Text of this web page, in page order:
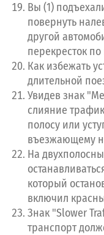
Вы (1)
повернуть
другой
перекресток
Как избежать
длительной
Увидев знак
cлияние
полосу или
въезжающему
На
который
включил
Знак "Slower
транспорт